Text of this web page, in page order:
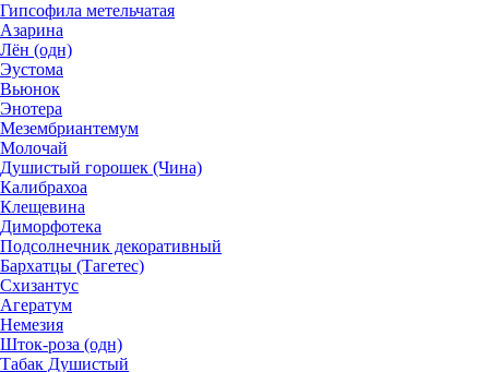
Гипсофила метельчатая
Азарина
Лён (одн)
Эустома
Вьюнок
Энотера
Мезембриантемум
Молочай
Душистый горошек (Чина)
Калибрахоа
Клещевина
Диморфотека
Подсолнечник декоративный
Бархатцы (Тагетес)
Схизантус
Агератум
Немезия
Шток-роза (одн)
Табак Душистый